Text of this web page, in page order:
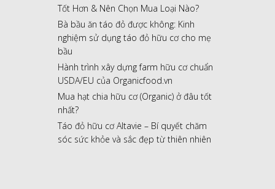
Tốt Hơn & Nên Chọn Mua Loại Nào?
Bà bầu ăn táo đỏ được không: Kinh
nghiệm sử dụng táo đỏ hữu cơ cho mẹ
bầu
Hành trình xây dựng farm hữu cơ chuẩn
USDA/EU của Organicfood.vn
Mua hạt chia hữu cơ (Organic) ở đâu tốt
nhất?
Táo đỏ hữu cơ Altavie – Bí quyết chăm
sóc sức khỏe và sắc đẹp từ thiên nhiên